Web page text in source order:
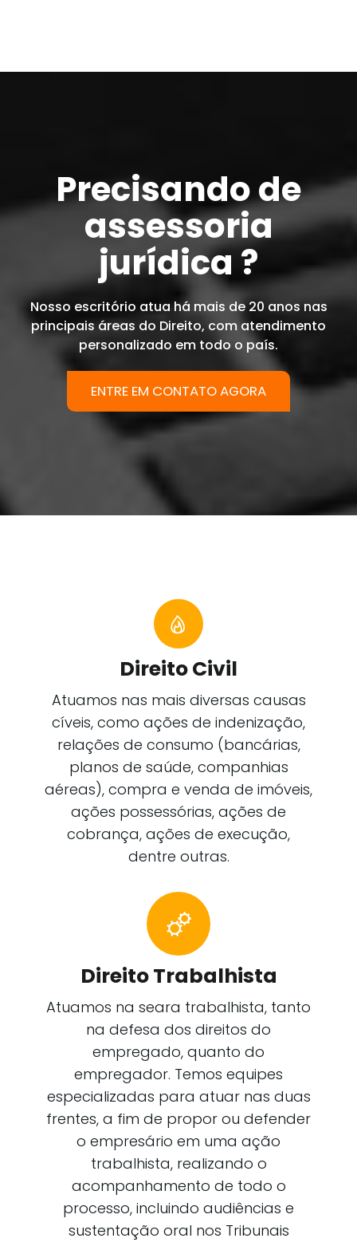
Precisando de
assessoria
jurídica ?
Nosso escritório atua há mais de 20 anos nas
principais áreas do Direito, com atendimento
personalizado em todo o país.
ENTRE EM CONTATO AGORA
Direito Civil
Atuamos nas mais diversas causas
cíveis, como ações de indenização,
relações de consumo (bancárias,
planos de saúde, companhias
aéreas), compra e venda de imóveis,
ações possessórias, ações de
cobrança, ações de execução,
dentre outras.
Direito Trabalhista
Atuamos na seara trabalhista, tanto
na defesa dos direitos do
empregado, quanto do
empregador. Temos equipes
especializadas para atuar nas duas
frentes, a fim de propor ou defender
o empresário em uma ação
trabalhista, realizando o
acompanhamento de todo o
processo, incluindo audiências e
sustentação oral nos Tribunais